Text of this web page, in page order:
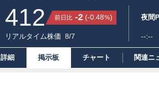
412 前日比 -2 (-0.48%)
リアルタイム株価 8/7
夜間
--:--
詳細 掲示板 チャート 関連ニ